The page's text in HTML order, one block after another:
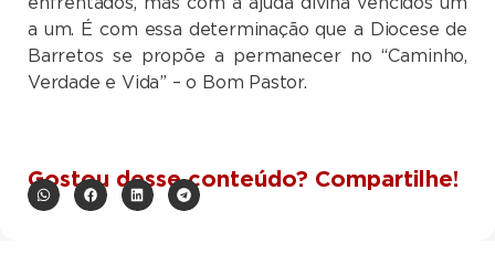
a um. É com essa determinação que a Diocese de
Barretos se propõe a permanecer no “Caminho,
Verdade e Vida” – o Bom Pastor.
Gostou desse conteúdo? Compartilhe!